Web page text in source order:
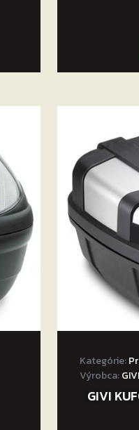
Kategórie:
Výrobca:
GIVI